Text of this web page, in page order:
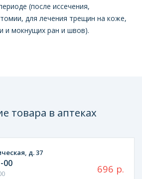
(после иссечения,
для лечения трещин на коже,
и мокнущих ран и швов).
товара в аптеках
д. 37
00 696 р.